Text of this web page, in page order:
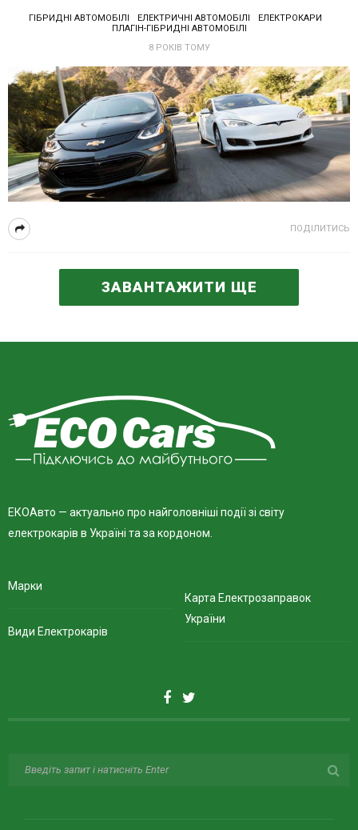
ГІБРИДНІ АВТОМОБІЛІ ЕЛЕКТРИЧНІ АВТОМОБІЛІ
ЕЛЕКТРОКАРИ
ПЛАГІН-ГІБРИДНІ АВТОМОБІЛІ
8 РОКІВ ТОМУ
ПОДІЛИТИСЬ
ЗАВАНТАЖИТИ ЩЕ
ЕКОАвто — актуально про найголовніші події зі світу
електрокарів в Україні та за кордоном.
Марки
Види Електрокарів
Карта Електрозаправок
України